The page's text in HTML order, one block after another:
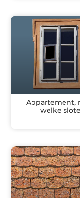
Appartement,
welke